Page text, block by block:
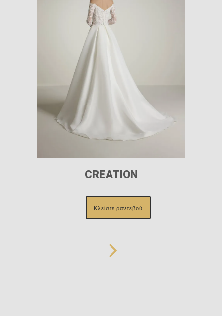
CREATION
Κλείστε ραντεβού